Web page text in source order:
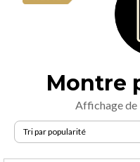
Montre
Affichage de